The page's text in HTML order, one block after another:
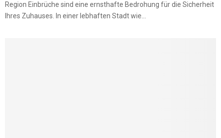
Region Einbrüche sind eine ernsthafte Bedrohung für die Sicherheit
Ihres Zuhauses. In einer lebhaften Stadt wie...